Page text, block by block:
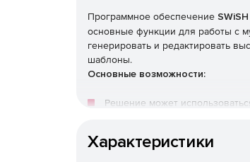
Программное обеспечение
основные функции для работы с
генерировать и редактировать
шаблоны.
Основные возможности:
Решение может
Создание Flash-анимации и
Характеристики